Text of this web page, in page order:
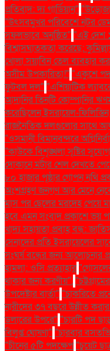
প্রতিবাদ: দ্য গার্ডিয়ান"
"উৎসবমুখর পরিবেশে নটর ডেম
সফলভাবে অনুষ্ঠিত" "এই দেশ
বিশ্বাসঘাতকতা করেছে:
খোলা সয়াবিন তেল ব্যবহার
অসীম উপকারিতা!" "একুশে
ফুটবল দল" "এশিয়াটিক
আদানির তিনটি কোম্পানির
করেছিলেন ইসরায়েল-ফিলিস্তিন
রাজনৈতিক দলগুলোর সাথে
"ওসমানী বিমানবন্দরে
"কাউকে বিশৃঙ্খলা সৃষ্টির
দোকানে মর্টার শেল দেখতে
৮০ হাজার পৃষ্ঠার গোপন নথি
অংশগ্রহণ জনগণ আর মেনে
মাস পর ছেলের মরদেহ পেয়ে
হবে এমন সংবাদ প্রকাশে ভয়
খাদ্য সহায়তা প্রবাহ বন্ধ:
সেনাদের প্রতি ইসরায়েলের
সংঘর্ষ বন্ধের জন্য আলোচনার
হামলা: ওসি প্রত্যাহার
থাকার জন্য করণীয়".
উপদেষ্টার বার্তা" "চাকরিতে
নারীদের ৩৭ বছরে উন্নীত করার
ডলারের উপরে" "চারটি পদ
বিলুপ্ত ঘোষণা" "চারবার
"চীনের ৫টি পদক্ষেপ"চুয়েট